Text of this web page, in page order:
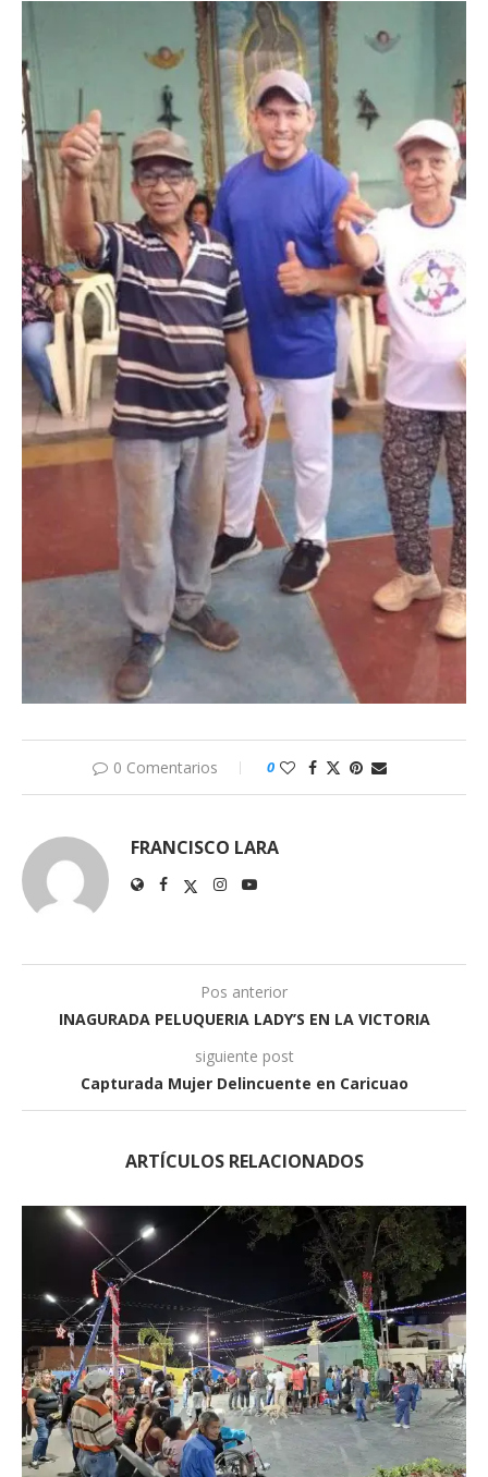
0 Comentarios 0
FRANCISCO LARA
Pos anterior
INAGURADA PELUQUERIA LADY’S EN LA VICTORIA
siguiente post
Capturada Mujer Delincuente en Caricuao
ARTÍCULOS RELACIONADOS